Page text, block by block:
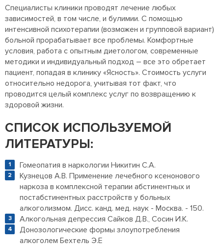
Специалисты клиники проводят лечение любых
зависимостей, в том числе, и булимии. С помощью
интенсивной психотерапии (возможен и групповой вариант)
больной прорабатывает все проблемы. Комфортные
условия, работа с опытным диетологом, современные
методики и индивидуальный подход – все это обретает
пациент, попадая в клинику «Ясность». Стоимость услуги
относительно недорога, учитывая тот факт, что
проводится целый комплекс услуг по возвращению к
здоровой жизни.
СПИСОК ИСПОЛЬЗУЕМОЙ
ЛИТЕРАТУРЫ:
Гомеопатия в наркологии Никитин С.А.
Кузнецов А.В. Применение лечебного ксенонового
наркоза в комплексной терапии абстинентных и
постабстинентных расстройств у больных
алкоголизмом. Дисс. канд. мед. наук - Москва. - 150.
Алкогольная депрессия Сайков Д.В., Сосин И.К.
Донозологические формы злоупотребления
алкоголем Бехтель Э.Е